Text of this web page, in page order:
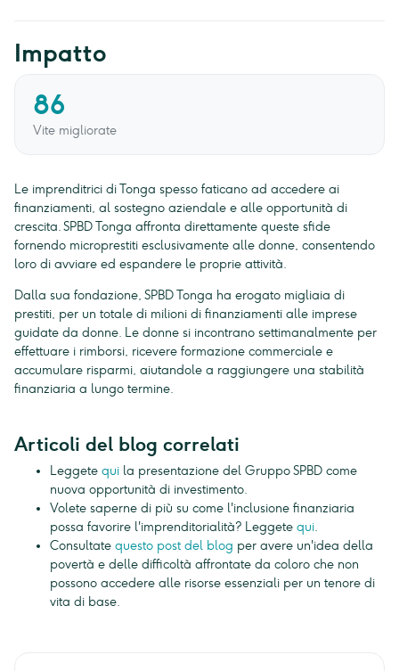
Impatto
86
Vite migliorate
Le imprenditrici di Tonga spesso faticano ad accedere ai
finanziamenti, al sostegno aziendale e alle opportunità di
crescita. SPBD Tonga affronta direttamente queste sfide
fornendo microprestiti esclusivamente alle donne, consentendo
loro di avviare ed espandere le proprie attività.
Dalla sua fondazione, SPBD Tonga ha erogato migliaia di
prestiti, per un totale di milioni di finanziamenti alle imprese
guidate da donne. Le donne si incontrano settimanalmente per
effettuare i rimborsi, ricevere formazione commerciale e
accumulare risparmi, aiutandole a raggiungere una stabilità
finanziaria a lungo termine.
Articoli del blog correlati
Leggete qui la presentazione del Gruppo SPBD come
nuova opportunità di investimento.
Volete saperne di più su come l'inclusione finanziaria
possa favorire l'imprenditorialità? Leggete qui.
Consultate questo post del blog per avere un'idea della
povertà e delle difficoltà affrontate da coloro che non
possono accedere alle risorse essenziali per un tenore di
vita di base.